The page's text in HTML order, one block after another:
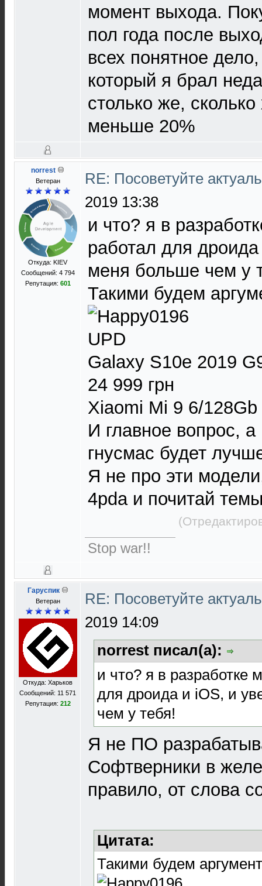
момент выхода.
пол года после
всех понятное
который я брал
столько же,
меньше 20%
norrest
Ветеран
Откуда: KIEV
Сообщений: 4 794
Репутация: 601
RE: Посоветуйте
2019 13:38
и что? я в
работал для
меня больше чем у
Такими будем
UPD
Galaxy S10e 2019
24 999 грн
Xiaomi Mi 9 6/128Gb
И главное вопрос, а
гнусмас будет
Я не про эти
4pda и почитай
Stop war!!
Гаруспик
Ветеран
Откуда: Харьков
Сообщений: 11 571
Репутация: 212
RE: Посоветуйте
2019 14:09
norrest писал(а):
и что? я в разработке
для дроида и iOS, и
чем у тебя!
Я не ПО
Софтверники в
правило, от слова
Цитата:
Такими будем